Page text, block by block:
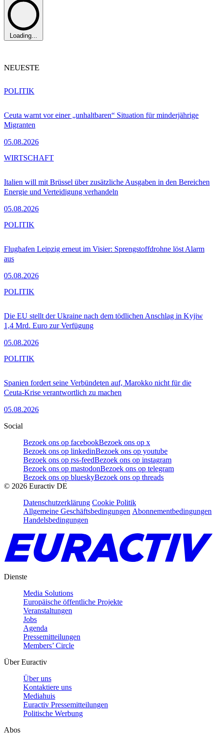
Loading...
NEUESTE
Ceuta warnt vor einer „unhaltbaren“ Situation für minderjährige
Migranten
05.08.2026
POLITIK
Italien will mit Brüssel über zusätzliche Ausgaben in den Bereichen
Energie und Verteidigung verhandeln
05.08.2026
WIRTSCHAFT
Flughafen Leipzig erneut im Visier: Sprengstoffdrohne löst Alarm
aus
05.08.2026
POLITIK
Die EU stellt der Ukraine nach dem tödlichen Anschlag in Kyjiw
1,4 Mrd. Euro zur Verfügung
05.08.2026
POLITIK
Spanien fordert seine Verbündeten auf, Marokko nicht für die
Ceuta-Krise verantwortlich zu machen
05.08.2026
POLITIK
Social
Bezoek ons op facebookBezoek ons op x
Bezoek ons op linkedinBezoek ons op youtube
Bezoek ons op rss-feedBezoek ons op instagram
Bezoek ons op mastodonBezoek ons op telegram
Bezoek ons op blueskyBezoek ons op threads
© 2026 Euractiv DE
Datenschutzerklärung Cookie Politik
Allgemeine Geschäftsbedingungen Abonnementbedingungen
Handelsbedingungen
Dienste
Media Solutions
Europäische öffentliche Projekte
Veranstaltungen
Jobs
Agenda
Pressemitteilungen
Members’ Circle
Über Euractiv
Über uns
Kontaktiere uns
Mediahuis
Euractiv Pressemitteilungen
Politische Werbung
Abos